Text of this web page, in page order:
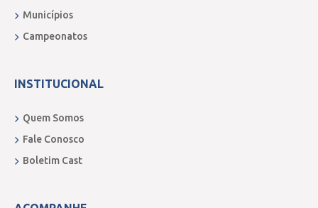
Municípios
Campeonatos
INSTITUCIONAL
Quem Somos
Fale Conosco
Boletim Cast